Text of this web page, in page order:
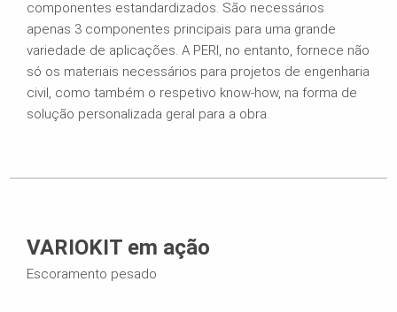
componentes estandardizados. São necessários
apenas 3 componentes principais para uma grande
variedade de aplicações. A PERI, no entanto, fornece não
só os materiais necessários para projetos de engenharia
civil, como também o respetivo know-how, na forma de
solução personalizada geral para a obra.
VARIOKIT em ação
Escoramento pesado